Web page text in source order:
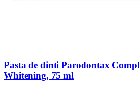
Pasta de dinti Parodontax
Whitening, 75 ml